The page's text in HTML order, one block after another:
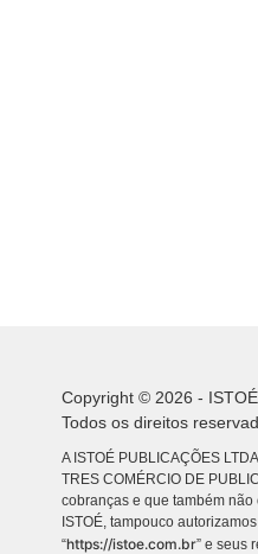
Copyright © 2026 -
Todos os direitos
A ISTOÉ PUBLICAÇÕES
TRES COMÉRCIO DE
cobranças e que também
ISTOÉ, tampouco
“https://istoe.com.br” e seus